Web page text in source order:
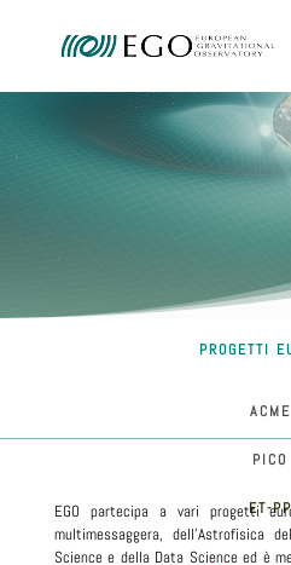
PROGETTI
ACME
PICO
ET-PP
EGO partecipa a vari progetti
multimessaggera, dell'Astrofisica
Science e della Data Science ed è